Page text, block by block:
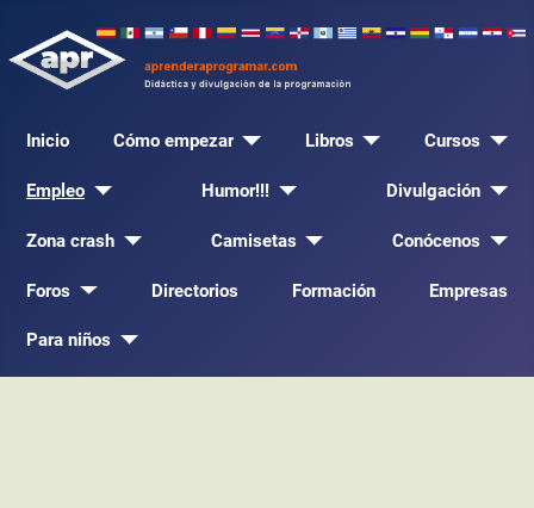
Inicio Cómo empezar Libros Cursos
Empleo Humor!!! Divulgación
Zona crash Camisetas Conócenos
Foros Directorios Formación Empresas
Para niños